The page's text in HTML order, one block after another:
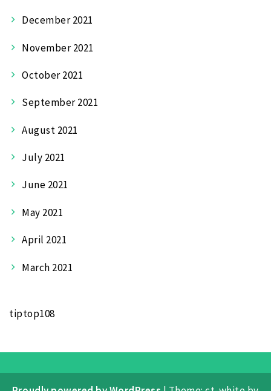
December 2021
November 2021
October 2021
September 2021
August 2021
July 2021
June 2021
May 2021
April 2021
March 2021
tiptop108